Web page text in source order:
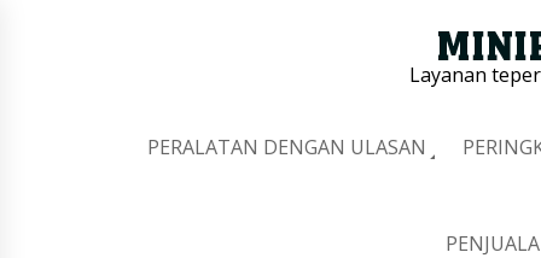
Layanan
PERALATAN DENGAN ULASAN